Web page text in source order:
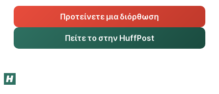
Προτείνετε μια διόρθωση
Πείτε το στην HuffPost